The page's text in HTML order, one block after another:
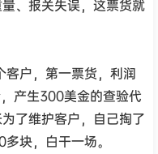
、报关失误，这票货就
客户，第一票货，利润
产生300美金的查验代
了维护客户，自己掏了
块，白干一场。